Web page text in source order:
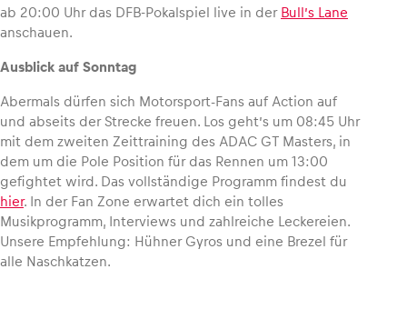
ab 20:00 Uhr das DFB-Pokalspiel live in der Bull’s Lane
anschauen.
Ausblick auf Sonntag
Abermals dürfen sich Motorsport-Fans auf Action auf
und abseits der Strecke freuen. Los geht’s um 08:45 Uhr
mit dem zweiten Zeittraining des ADAC GT Masters, in
dem um die Pole Position für das Rennen um 13:00
gefightet wird. Das vollständige Programm findest du
hier. In der Fan Zone erwartet dich ein tolles
Musikprogramm, Interviews und zahlreiche Leckereien.
Unsere Empfehlung: Hühner Gyros und eine Brezel für
alle Naschkatzen.